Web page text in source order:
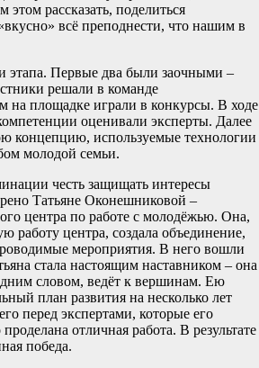
этом рассказать, поделиться
всё преподнести, что нашим в
этапа. Первые два были заочными –
решали в команде
на площадке играли в конкурсы. В ходе
оценивали эксперты. Далее
концепцию, используемые технологии
молодой семьи.
честь защищать интересы
Татьяне Оконешниковой –
центра по работе с молодёжью. Она,
работу центра, создала объединение,
мероприятия. В него вошли
стала настоящим наставником – она
словом, ведёт к вершинам. Ею
план развития на несколько лет
перед экспертами, которые его
отличная работа. В результате
победа.